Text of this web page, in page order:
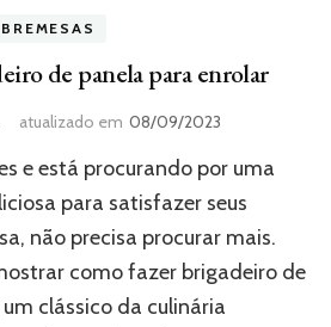
de panela para enrolar
atualizado em 08/09/2023
e está procurando por uma
para satisfazer seus
não precisa procurar mais.
como fazer brigadeiro de
clássico da culinária